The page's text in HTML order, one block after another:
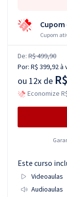
Cupom
Cupom
De: R$ 499,90
Por: R$ 399,92à
ou 12x de
Economize
Este curso
Videoaulas
Audioaulas